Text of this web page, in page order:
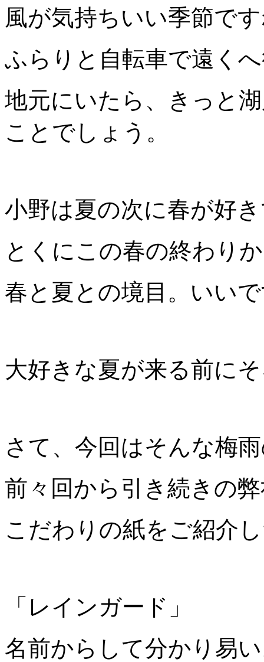
風が気持ちいい季節で
ふらりと自転車で遠く
地元にいたら、きっと
ことでしょう。
小野は夏の次に春が好
とくにこの春の終わり
春と夏との境目。いい
大好きな夏が来る前に
さて、今回はそんな梅
前々回から引き続きの
こだわりの紙をご紹介
「レインガード」
名前からして分かり易